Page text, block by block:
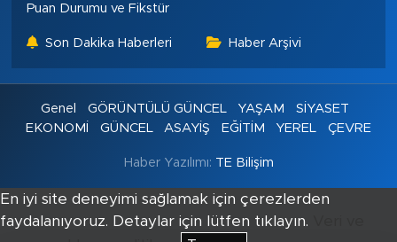
Puan Durumu ve Fikstür
Son Dakika Haberleri Haber Arşivi
Genel GÖRÜNTÜLÜ GÜNCEL YAŞAM
SİYASET
EKONOMİ
GÜNCEL ASAYİŞ EĞİTİM YEREL ÇEVRE
Haber Yazılımı: TE Bilişim
En iyi site deneyimi sağlamak için çerezlerden
faydalanıyoruz. Detaylar için lütfen tıklayın.